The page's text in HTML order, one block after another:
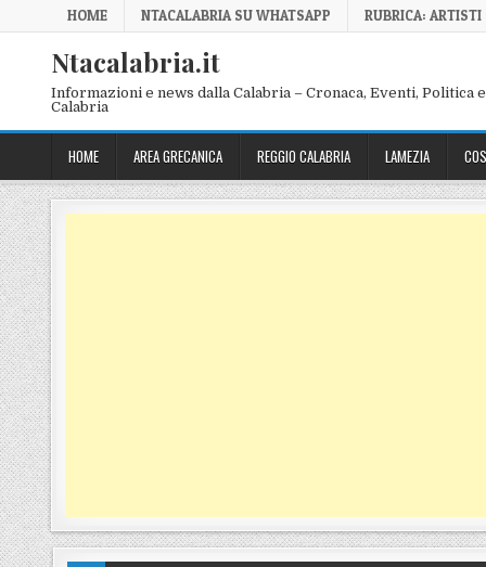
Skip to content
HOME NTACALABRIA SU WHATSAPP RUBRICA: ARTISTI
Ntacalabria.it
Informazioni e news dalla Calabria – Cronaca, Eventi, Politica
Calabria
HOME AREA GRECANICA REGGIO CALABRIA LAMEZIA